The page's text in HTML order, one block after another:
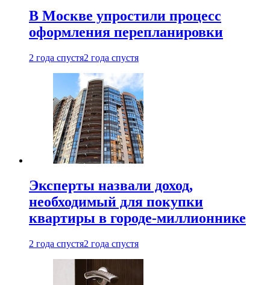
В Москве упростили процесс
оформления перепланировки
2 года спустя2 года спустя
Эксперты назвали доход,
необходимый для покупки
квартиры в городе-миллионнике
2 года спустя2 года спустя